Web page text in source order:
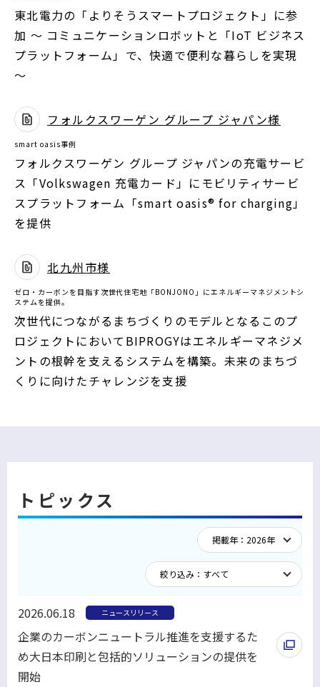
く
ィ
ン
ド
開
東北電力の「よりそうスマートプロジェクト」に参
加 ～ コミュニケーションロボットと「IoT ビジネス
プラットフォーム」で、快適で便利な暮らしを実現
～
フォルクスワーゲン グループ ジャパン様
ィ
ン
ド
く
smart oasis事例
フォルクスワーゲン グループ ジャパンの充電サービ
ス「Volkswagen 充電カード」にモビリティサービ
スプラットフォーム「smart oasis® for charging」
を提供
北九州市様
ウ
ィ
ン
ド
ウ
ゼロ・カーボンを目指す次世代住宅地「BONJONO」にエネルギーマネジメントシ
ステムを提供。
次世代につながるまちづくりのモデルとなるこのプ
ロジェクトにおいてBIPROGYはエネルギーマネジメ
ントの根幹を支えるシステムを構築。未来のまちづ
くりに向けたチャレンジを支援
トピックス
2026.06.18 ニュースリリース
企業のカーボンニュートラル推進を支援するた
め大日本印刷と包括的ソリューションの提供を
開始